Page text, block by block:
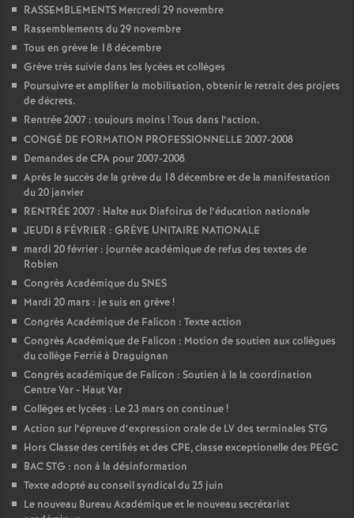
RASSEMBLEMENTS Mercredi 29 novembre
Rassemblements du 29 novembre
Tous en grève le 18 décembre
Grève très suivie dans les lycées et collèges
Poursuivre et amplifier la mobilisation, obtenir le retrait des projets
de décrets.
Rentrée 2007 : toujours moins ! Tous dans l’action.
CONGÉ DE FORMATION PROFESSIONNELLE 2007-2008
Demandes de CPA pour 2007-2008
Après le succès de la grève du 18 décembre et de la manifestation
du 20 janvier
RENTRÉE 2007 : Halte aux Diafoirus de l’éducation nationale
JEUDI 8 FÉVRIER : GRÈVE UNITAIRE NATIONALE
mardi 20 février : journée académique de refus des textes de
Robien
Congrès Académique du SNES
Mardi 20 mars : je suis en grève!
Congrès Académique de Falicon : Texte action
Congrès Académique de Falicon : Motion de soutien aux collègues
du collège Ferrié à Draguignan
Congrès académique de Falicon : Soutien à la la coordination
Centre Var - Haut Var
Collèges et lycées : Le 23 mars on continue!
Action sur l’épreuve d’expression orale de LV des terminales STG
Hors Classe des certifiés et des CPE, classe exceptionelle des PEGC
BAC STG : non à la désinformation
Texte adopté au conseil syndical du 25 juin
Le nouveau Bureau Académique et le nouveau secrétariat